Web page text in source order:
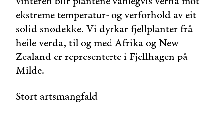
ekstreme temperatur- og verforhold av eit
solid snødekke. Vi dyrkar fjellplanter frå
heile verda, til og med Afrika og New
Zealand er representerte i Fjellhagen på
Milde.
Stort artsmangfald